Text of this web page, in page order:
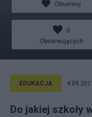
Obserwuj
0
Obserwujących
EDUKACJA
Do jakiej szkoły